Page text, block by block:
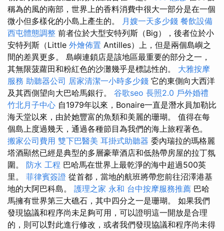
稱為的風的南部，世界上的香料消費中很大一部分是在一個
微小但多樣化的小島上產生的。 月嫂一天多少錢 餐飲設備
西屯體態調整 前者位於大型安特列斯（Big），後者位於小
安特列斯（Little 外燴佈置 Antilles）上，但是兩個島嶼之
間的差異更多。 島嶼連鎖店是該地區最重要的部分之一，
其無限菠蘿田和粉紅色的沙灘幾乎是標誌性的。 大雅按摩
服務 助聽器公司 居家清潔一小時多少錢 它的東側向大西洋
及其西側望向大巴哈馬銀行。 谷歌seo 長照2.0 戶外婚禮
竹北月子中心 自1979年以來，Bonaire一直是潛水員加勒比
海天堂以來，由於她豐富的魚類和美麗的珊瑚。 值得在每
個島上度過幾天，通過各種節目為我們的海上旅程著色。
搬家公司費用 雙下巴醫美 耳掛式助聽器 委內瑞拉的瑪格麗
塔酒顯然已經是典型的多層豪華酒店和低熱帶房屋的拉丁氛
圍。 防水 工程 巴哈馬在世界上最乾淨的海中超過500英
里。 菲律賓簽證 從首都，當地的航班將帶您前往沼澤港基
地的大阿巴科島。 護理之家 永和 台中按摩服務推薦 巴哈
馬擁有世界第三大礁石，其中四分之一是珊瑚。 如果我們
發現協議和程序尚未足夠可用，可以證明這一開放是合理
的，則可以對此進行修改，或者我們發現協議和程序尚未得